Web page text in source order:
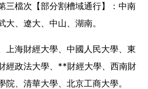
三檔次【部分割槽域通行】：中南
大、遼大、中山、湖南。
上海財經大學、中國人民大學、東
經政法大學、**財經大學、西南財
院、清華大學、北京工商大學。